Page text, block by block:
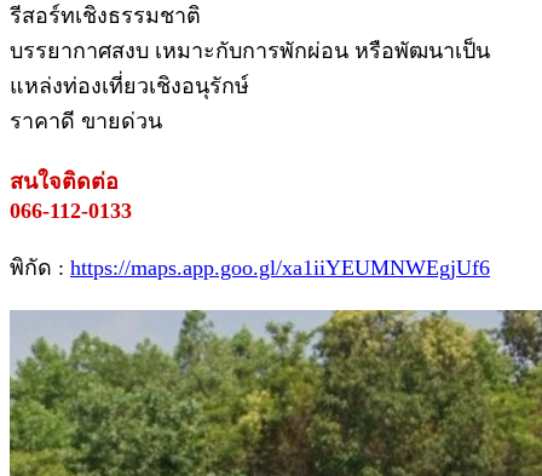
รีสอร์ทเชิงธรรมชาติ
บรรยากาศสงบ เหมาะกับการพักผ่อน หรือพัฒนาเป็น
แหล่งท่องเที่ยวเชิงอนุรักษ์
ราคาดี ขายด่วน
สนใจติดต่อ
066-112-0133
พิกัด : https://maps.app.goo.gl/xa1iiYEUMNWEgjUf6